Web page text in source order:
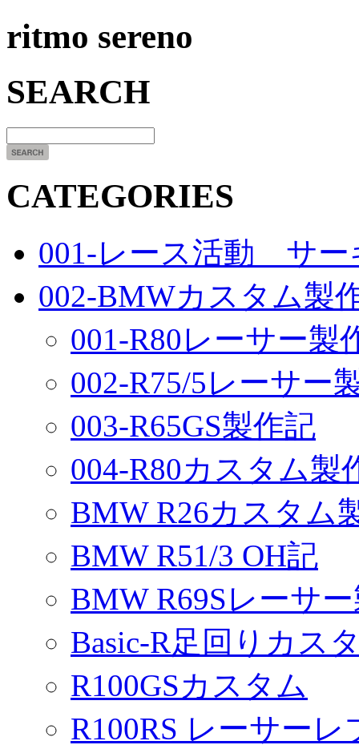
ritmo sereno
SEARCH
CATEGORIES
001-レース活動 サー
002-BMWカスタム製
001-R80レーサー製
002-R75/5レーサー
003-R65GS製作記
004-R80カスタム製
BMW R26カスタム
BMW R51/3 OH記
BMW R69Sレーサ
Basic-R足回りカス
R100GSカスタム
R100RS レーサー